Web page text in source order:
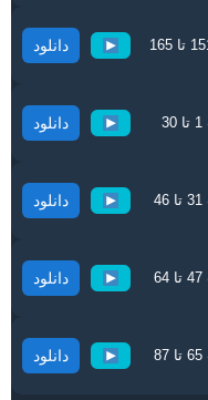
دانلود
دانلود
دانلود
دانلود
دانلود